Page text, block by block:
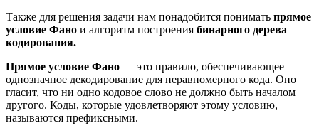
Также для решения задачи нам понадобится понимать прямое
условие Фано и алгоритм построения бинарного дерева
кодирования.
Прямое условие Фано — это правило, обеспечивающее
однозначное декодирование для неравномерного кода. Оно
гласит, что ни одно кодовое слово не должно быть началом
другого. Коды, которые удовлетворяют этому условию,
называются префиксными.